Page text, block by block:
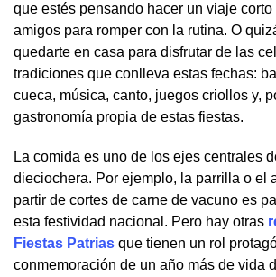
que estés pensando hacer un viaje
amigos para romper con la rutina. O
quedarte en casa para disfrutar de las
tradiciones que conlleva estas fechas:
cueca, música, canto, juegos criollos y,
gastronomía propia de estas fiestas.
La comida es uno de los ejes centrales
dieciochera. Por ejemplo, la parrilla o el
partir de cortes de carne de vacuno es
esta festividad nacional. Pero hay otras
Fiestas Patrias que tienen un rol
conmemoración de un año más de vida